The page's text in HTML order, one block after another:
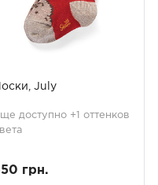
July
доступно +1 оттенков
грн.